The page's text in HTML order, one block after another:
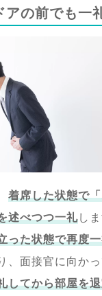
の前でも一
着席した状態で
述べつつ一礼し
った状態で再度
、面接官に向かっ
してから部屋を